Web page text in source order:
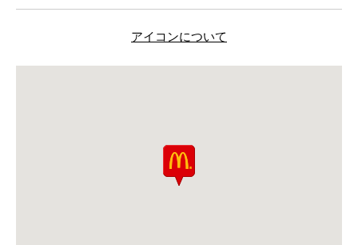
アイコンについて